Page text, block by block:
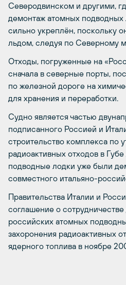
Северодвинском и другими,
демонтаж атомных подводных
сильно укреплён, поскольку
льдом, следуя по Северному
Отходы, погруженные на
сначала в северные порты,
по железной дороге на
для хранения и переработки.
Судно является частью
подписанного Россией и
строительство комплекса по
радиоактивных отходов в
подводные лодки уже были
совместного итальяно-
Правительства Италии и
соглашение о
российских атомных
захоронения радиоактивных
ядерного топлива в ноябре